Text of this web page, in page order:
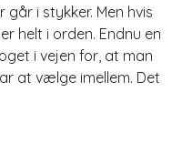
i stykker. Men hvis
helt i orden. Endnu en
i vejen for, at man
at vælge imellem. Det